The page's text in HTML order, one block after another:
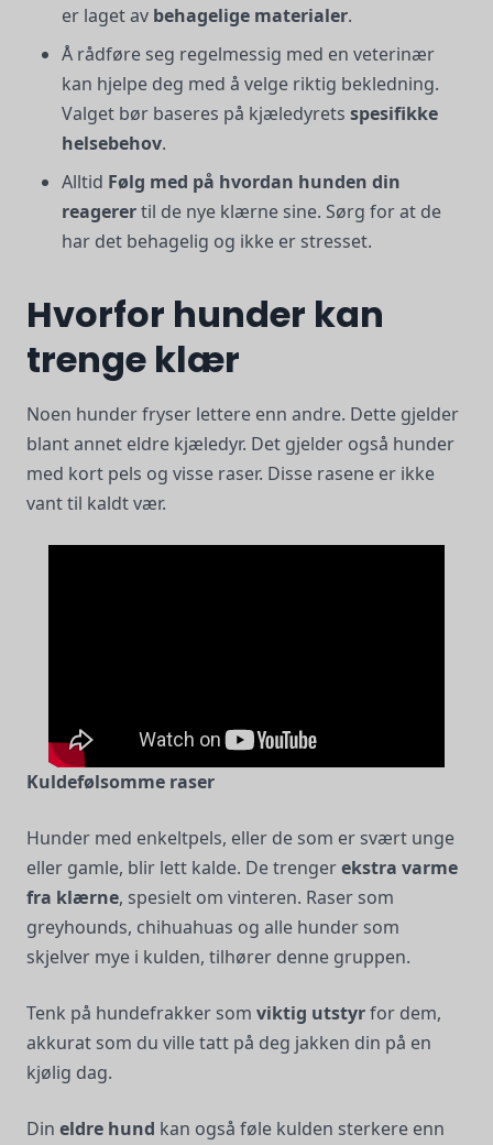
er laget av behagelige materialer.
Å rådføre seg regelmessig med en veterinær
kan hjelpe deg med å velge riktig bekledning.
Valget bør baseres på kjæledyrets spesifikke
helsebehov.
Alltid Følg med på hvordan hunden din
reagerertil de nye klærne sine. Sørg for at de
har det behagelig og ikke er stresset.
Hvorfor hunder kan
trenge klær
Noen hunder fryser lettere enn andre. Dette gjelder
blant annet eldre kjæledyr. Det gjelder også hunder
med kort pels og visse raser. Disse rasene er ikke
vant til kaldt vær.
Kuldefølsomme raser
Hunder med enkeltpels, eller de som er svært unge
eller gamle, blir lett kalde. De trengerekstra varme
fra klærne, spesielt om vinteren. Raser som
greyhounds, chihuahuas og alle hunder som
skjelver mye i kulden, tilhører denne gruppen.
Tenk på hundefrakker som viktig utstyrfor dem,
akkurat som du ville tatt på deg jakken din på en
kjølig dag.
Din eldre hund kan også føle kulden sterkere enn